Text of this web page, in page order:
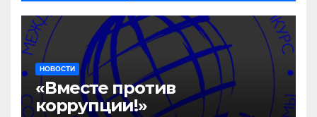
НОВОСТИ
«Вместе против
коррупции!»